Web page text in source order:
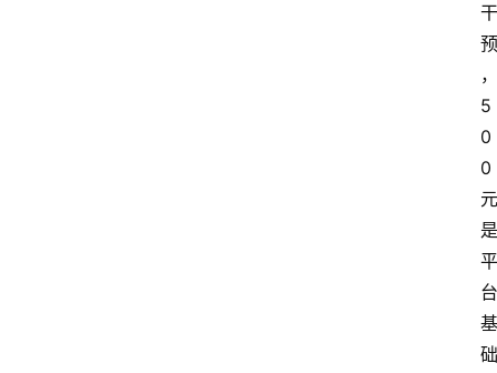
干
预
，
5
0
0
元
是
平
台
基
础